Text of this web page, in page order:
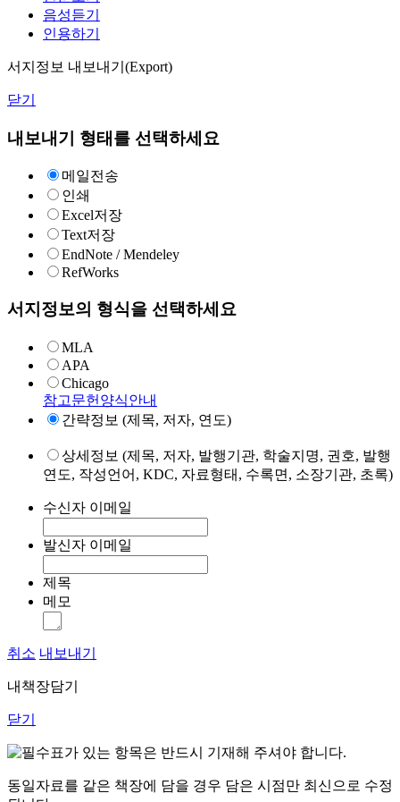
음성듣기
인용하기
서지정보 내보내기(Export)
닫기
내보내기 형태를 선택하세요
메일전송
인쇄
Excel저장
Text저장
EndNote / Mendeley
RefWorks
서지정보의 형식을 선택하세요
MLA
APA
Chicago
참고문헌양식안내
간략정보 (제목, 저자, 연도)
상세정보 (제목, 저자, 발행기관, 학술지명, 권호, 발행
연도, 작성언어, KDC, 자료형태, 수록면, 소장기관, 초록)
수신자 이메일
발신자 이메일
제목
메모
취소 내보내기
내책장담기
닫기
표가 있는 항목은 반드시 기재해 주셔야 합니다.
동일자료를 같은 책장에 담을 경우 담은 시점만 최신으로 수정